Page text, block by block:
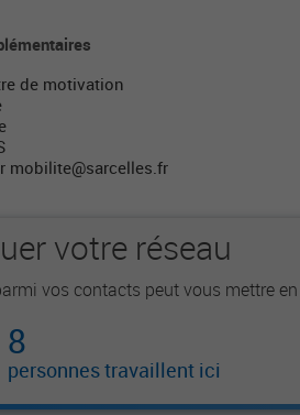
de motivation
mobilite@sarcelles.fr
votre réseau
vos contacts peut vous mettre
8
personnes travaillent ici